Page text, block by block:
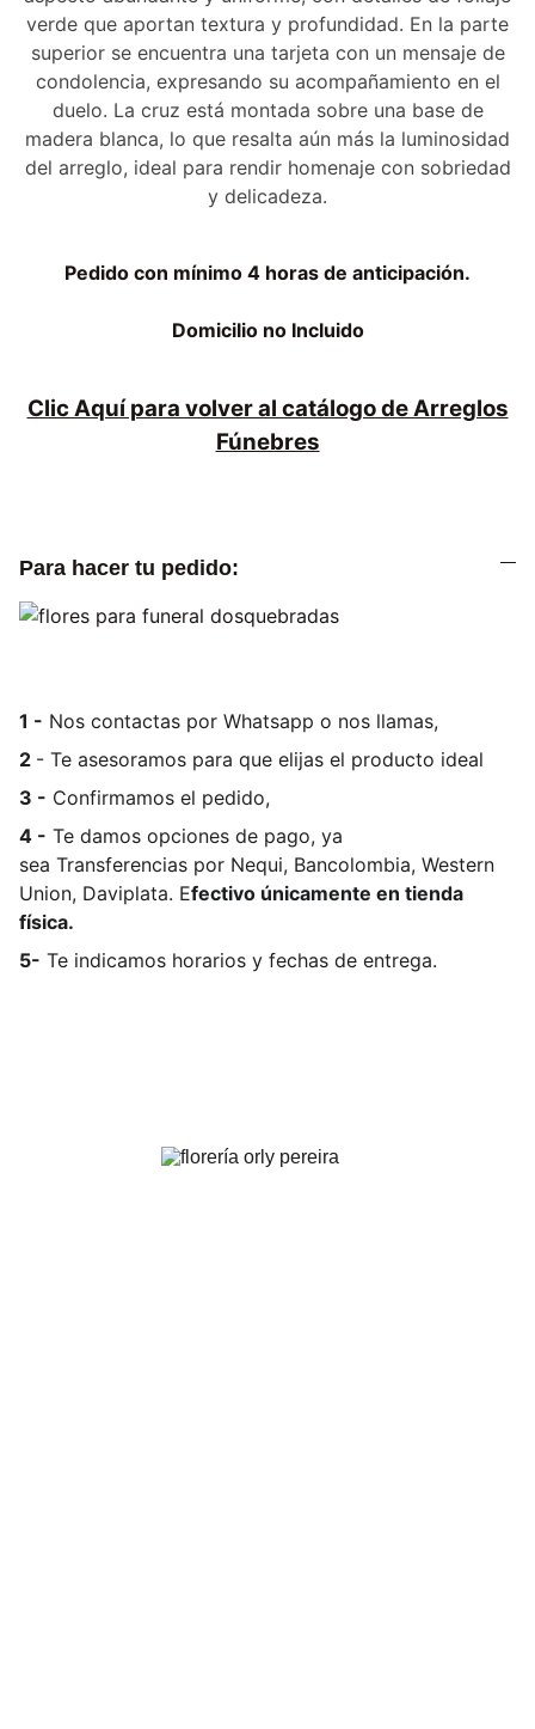
verde que aportan textura y profundidad. En la parte
superior se encuentra una tarjeta con un mensaje de
condolencia, expresando su acompañamiento en el
duelo. La cruz está montada sobre una base de
madera blanca, lo que resalta aún más la luminosidad
del arreglo, ideal para rendir homenaje con sobriedad
y delicadeza.
Pedido con mínimo 4 horas de anticipación.
Domicilio no Incluido
Clic Aquí para volver al catálogo de Arreglos
Fúnebres
Para hacer tu pedido:
1 - Nos contactas por Whatsapp o nos llamas,
2 - Te asesoramos para que elijas el producto ideal
3 - Confirmamos el pedido,
4 - Te damos opciones de pago, ya
sea Transferencias por Nequi, Bancolombia, Western
Union, Daviplata. Efectivo únicamente en tienda
física.
5- Te indicamos horarios y fechas de entrega.